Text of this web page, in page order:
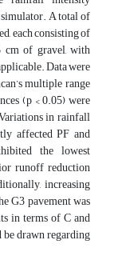
A total of
each consisting of
of gravel, with
Data were
multiple range
(p < 0.05) were
in rainfall
affected PF and
the lowest
runoff reduction
increasing
G3 pavement was
in terms of C and
drawn regarding